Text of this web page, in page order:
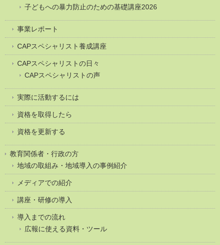
子どもへの暴力防止のための基礎講座2026
事業レポート
CAPスペシャリスト養成講座
CAPスペシャリストの日々
CAPスペシャリストの声
実際に活動するには
資格を取得したら
資格を更新する
教育関係者・行政の方
地域の取組み・地域導入の事例紹介
メディアでの紹介
講座・研修の導入
導入までの流れ
広報に使える資料・ツール